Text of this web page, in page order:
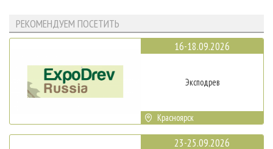
РЕКОМЕНДУЕМ ПОСЕТИТЬ
16-18.09.2026
Эксподрев
Красноярск
23-25.09.2026